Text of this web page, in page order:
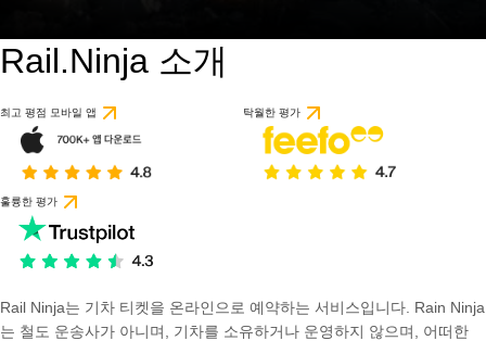
Rail.Ninja 소개
최고 평점 모바일 앱 탁월한 평가
훌륭한 평가
Rail Ninja는 기차 티켓을 온라인으로 예약하는 서비스입니다. Rain Ninja
는 철도 운송사가 아니며, 기차를 소유하거나 운영하지 않으며, 어떠한